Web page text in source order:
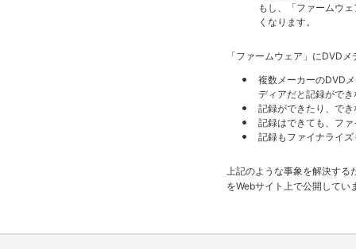
もし、「ファームウ
くなります。
「ファームウェア」にDVD
複数メーカーのDVD
ディアだと記録ができ
記録ができたり、で
記録はできても、フ
記録もファイナライ
上記のような事象を解決する
をWebサイト上で公開してい